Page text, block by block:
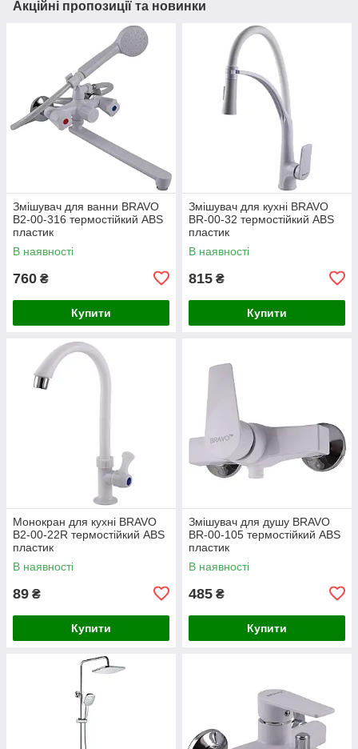
Акційні пропозиції та новинки
Змішувач для ванни BRAVO
B2-00-316 термостійкий ABS
пластик
В наявності
760 ₴
Купити
Змішувач для кухні BRAVO
BR-00-32 термостійкий ABS
пластик
В наявності
815 ₴
Купити
Монокран для кухні BRAVO
B2-00-22R термостійкий ABS
пластик
В наявності
89 ₴
Купити
Змішувач для душу BRAVO
BR-00-105 термостійкий ABS
пластик
В наявності
485 ₴
Купити